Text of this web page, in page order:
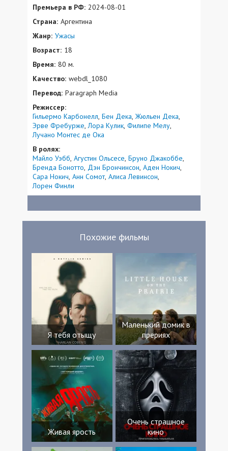
Премьера в РФ: 2024-08-01
Страна: Аргентина
Жанр: Ужасы
Возраст: 18
Время: 80 м.
Качество: webdl_1080
Перевод: Paragraph Media
Режиссер:
Гильермо Карбонелл Бен Дека Жюльен Дека
Эрве Фребурже Лора Кулик Филипе Мелу
Лучано Монтес де Ока
В ролях:
Майло Уэбб Агустин Ольсесе Бруно Джакоббе
Бренда Бонотто Дэн Брончинсон Аден Нокич
Сара Нокич Анн Сомот Алиса Левинсон
Лорен Финли
Похожие фильмы
Я тебя отыщу
Маленький домик в
прериях
Живая ярость
Очень страшное
кино